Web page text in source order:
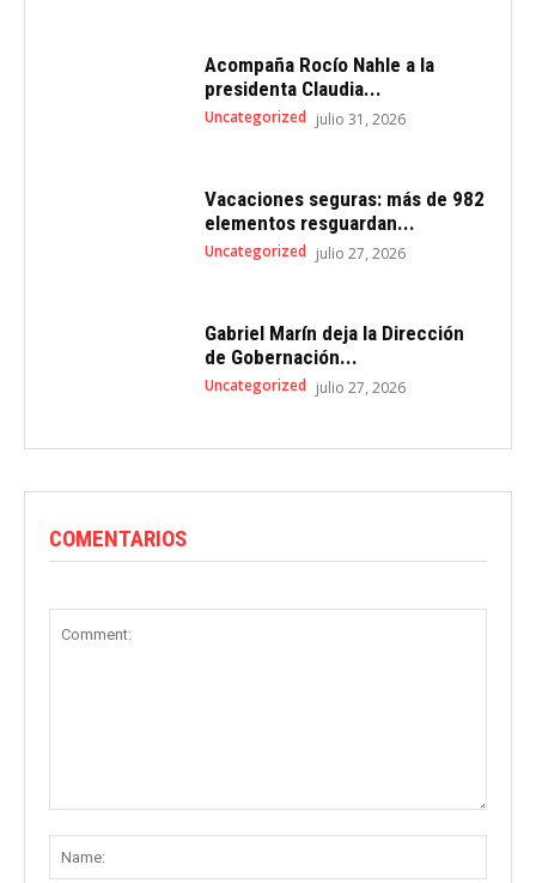
Acompaña Rocío Nahle a la
presidenta Claudia...
Uncategorized julio 31, 2026
Vacaciones seguras: más de 982
elementos resguardan...
Uncategorized julio 27, 2026
Gabriel Marín deja la Dirección
de Gobernación...
Uncategorized julio 27, 2026
COMENTARIOS